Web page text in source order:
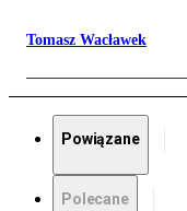
Tomasz Wacławek
Powiązane
Polecane